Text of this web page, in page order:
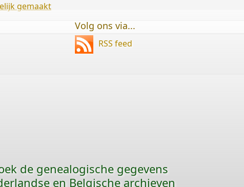
gemaakt
Volg ons via...
RSS feed
de genealogische gegevens
en Belgische archieven